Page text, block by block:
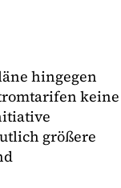
hingegen
keine
größere